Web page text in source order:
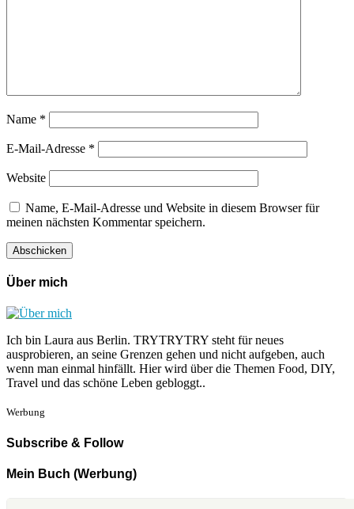
Name *
E-Mail-Adresse *
Website
Name, E-Mail-Adresse und Website in diesem Browser für
meinen nächsten Kommentar speichern.
Über mich
Ich bin Laura aus Berlin. TRYTRYTRY steht für neues
ausprobieren, an seine Grenzen gehen und nicht aufgeben, auch
wenn man einmal hinfällt. Hier wird über die Themen Food, DIY,
Travel und das schöne Leben gebloggt..
Werbung
Subscribe & Follow
Mein Buch (Werbung)